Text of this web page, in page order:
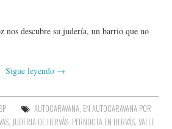
nos descubre su judería, un barrio que no
Sigue leyendo →
AUTOCARAVANA, EN AUTOCARAVANA POR
, JUDERIA DE HERVÁS, PERNOCTA EN HERVÁS,VALLE